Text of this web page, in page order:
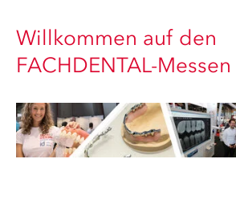
Willkommen auf den
FACHDENTAL-Messen